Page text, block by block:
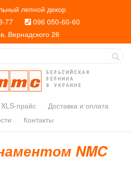
лепной декор
77
096 050-60-60
Вернадского 26
БЕЛЬГИЙСКАЯ
ЛЕПНИНА
В УКРАИНЕ
прайс
Доставка и оплата
Контакты
NMC